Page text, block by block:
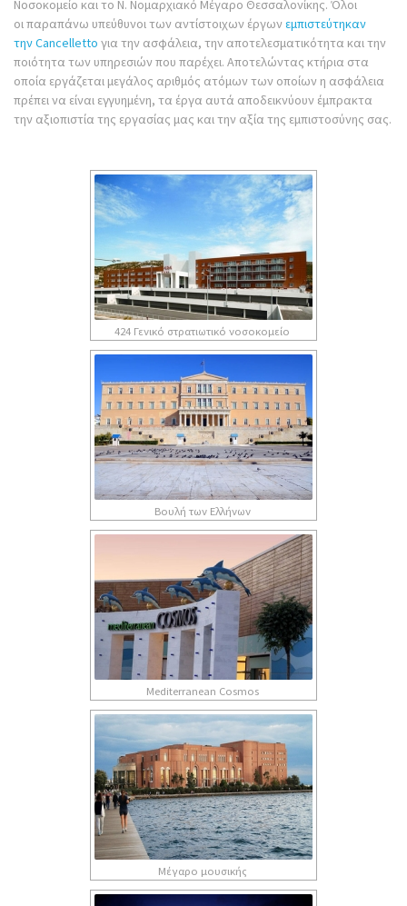
Νοσοκομείο και το Ν. Νομαρχιακό Μέγαρο Θεσσαλονίκης. Όλοι
οι παραπάνω υπεύθυνοι των αντίστοιχων έργωνεμπιστεύτηκαν
την Cancelletto για την ασφάλεια, την αποτελεσματικότητα και την
ποιότητα των υπηρεσιών που παρέχει. Αποτελώντας κτήρια στα
οποία εργάζεται μεγάλος αριθμός ατόμων των οποίων η ασφάλεια
πρέπει να είναι εγγυημένη, τα έργα αυτά αποδεικνύουν έμπρακτα
την αξιοπιστία της εργασίας μας και την αξία της εμπιστοσύνης σας.
424 Γενικό στρατιωτικό νοσοκομείο
Βουλή των Ελλήνων
Mediterranean Cosmos
Μέγαρο μουσικής